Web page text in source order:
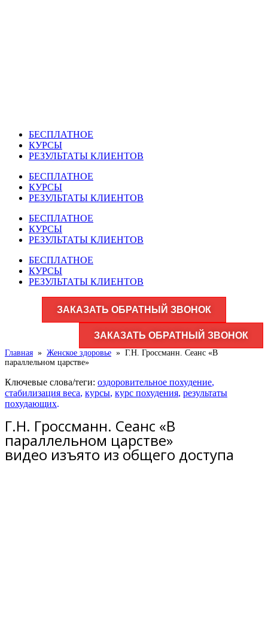
БЕСПЛАТНОЕ
КУРСЫ
РЕЗУЛЬТАТЫ КЛИЕНТОВ
БЕСПЛАТНОЕ
КУРСЫ
РЕЗУЛЬТАТЫ КЛИЕНТОВ
БЕСПЛАТНОЕ
КУРСЫ
РЕЗУЛЬТАТЫ КЛИЕНТОВ
БЕСПЛАТНОЕ
КУРСЫ
РЕЗУЛЬТАТЫ КЛИЕНТОВ
ЗАКАЗАТЬ ОБРАТНЫЙ ЗВОНОК
ЗАКАЗАТЬ ОБРАТНЫЙ ЗВОНОК
Главная » Женское здоровье​ » Г.Н. Гроссманн. Сеанс «В
параллельном царстве»
Ключевые слова/теги: оздоровительное похудение,
стабилизация веса, курсы, курс похудения, результаты
похудающих.
Г.Н. Гроссманн. Сеанс «В
параллельном царстве»
видео изъято из общего доступа